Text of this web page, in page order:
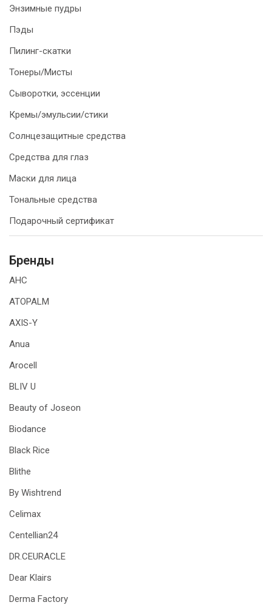
Энзимные пудры
Пэды
Пилинг-скатки
Тонеры/Мисты
Сыворотки, эссенции
Кремы/эмульсии/стики
Солнцезащитные средства
Средства для глаз
Маски для лица
Тональные средства
Подарочный сертификат
Бренды
AHC
ATOPALM
AXIS-Y
Anua
Arocell
BLIV U
Beauty of Joseon
Biodance
Black Rice
Blithe
By Wishtrend
Celimax
Centellian24
DR.CEURACLE
Dear Klairs
Derma Factory